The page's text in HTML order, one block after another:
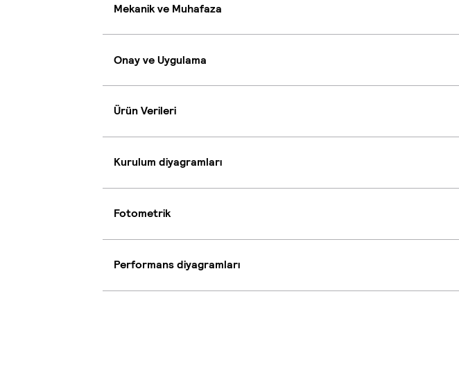
Mekanik ve Muhafaza
Onay ve Uygulama
Ürün Verileri
Kurulum diyagramları
Fotometrik
Performans diyagramları